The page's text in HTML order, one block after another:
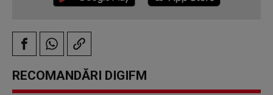
RECOMANDĂRI DIGIFM